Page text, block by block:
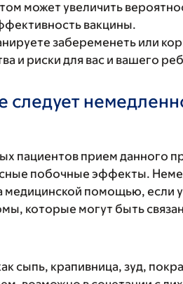
может увеличить
вакцины.
забеременеть или
и риски для вас и вашего
следует
пациентов прием данного
побочные эффекты.
медицинской помощью, если у
которые могут быть
сыпь, крапивница, зуд,